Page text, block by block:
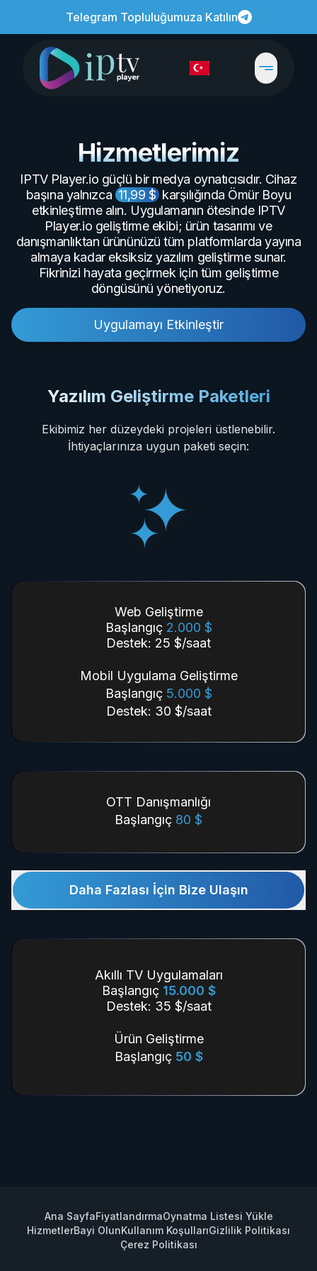
Telegram Topluluğumuza Katılın
Hizmetlerimiz
IPTV Player.io güçlü bir medya oynatıcısıdır. Cihaz
başına yalnızca 11,99 $ karşılığında Ömür Boyu
etkinleştirme alın. Uygulamanın ötesinde IPTV
Player.io geliştirme ekibi; ürün tasarımı ve
danışmanlıktan ürününüzü tüm platformlarda yayına
almaya kadar eksiksiz yazılım geliştirme sunar.
Fikrinizi hayata geçirmek için tüm geliştirme
döngüsünü yönetiyoruz.
Uygulamayı Etkinleştir
Yazılım Geliştirme Paketleri
Ekibimiz her düzeydeki projeleri üstlenebilir.
İhtiyaçlarınıza uygun paketi seçin:
Web Geliştirme
Başlangıç 2.000 $
Destek: 25 $/saat
Mobil Uygulama Geliştirme
Başlangıç 5.000 $
Destek: 30 $/saat
OTT Danışmanlığı
Başlangıç 80 $
Daha Fazlası İçin Bize Ulaşın
Akıllı TV Uygulamaları
Başlangıç 15.000 $
Destek: 35 $/saat
Ürün Geliştirme
Başlangıç 50 $
Ana SayfaFiyatlandırmaOynatma Listesi Yükle
HizmetlerBayi OlunKullanım KoşullarıGizlilik Politikası
Çerez Politikası